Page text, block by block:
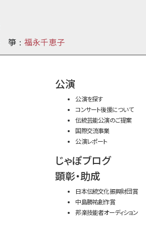
箏 ： 福永千恵子
公演
公演を探す
コンサート後援について
伝統芸能公演のご提案
国際交流事業
公演レポート
じゃぽブログ
顕彰・助成
日本伝統文化振興財団賞
中島勝祐創作賞
邦楽技能者オーディション